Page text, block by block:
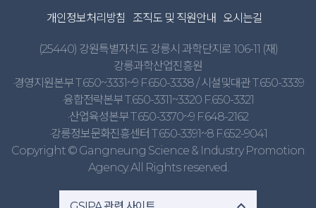
개인정보처리방침 조직도 및 직원안내 오시는길
(25440) 강원특별자치도 강릉시 과학단지로 106-11 (재)
강릉과학산업진흥원
·경영지원본부 T.650~3331~9 F.650-3338 / 시설및대관 T.650-3339
·융합전략본부 T.650-3311~3320 F.650-3321
·산업육성본부 T.650-3370~9 F.648-2162
·강릉정보문화진흥센터 T.650-3391~8 F.652-9041
Copyright © Gangneung Science & Industry Promotion
Agency. All Rights reserved.